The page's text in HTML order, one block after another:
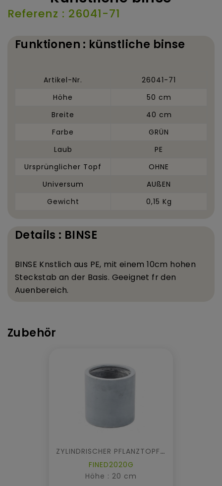
Referenz : 26041-71
Funktionen : künstliche binse
Artikel-Nr.
26041-71
Höhe
50 cm
Breite
40 cm
Farbe
GRÜN
Laub
PE
Ursprünglicher Topf
OHNE
Universum
AUßEN
Gewicht
0,15 Kg
Details : BINSE
BINSE Knstlich aus PE, mit einem 10cm hohen
Steckstab an der Basis. Geeignet fr den
Auenbereich.
Zubehör
ZYLINDRISCHER PFLANZTOPF FIBER
FINED2020G
Höhe : 20 cm